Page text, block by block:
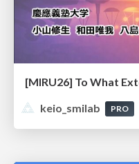
keio_smilab
PRO